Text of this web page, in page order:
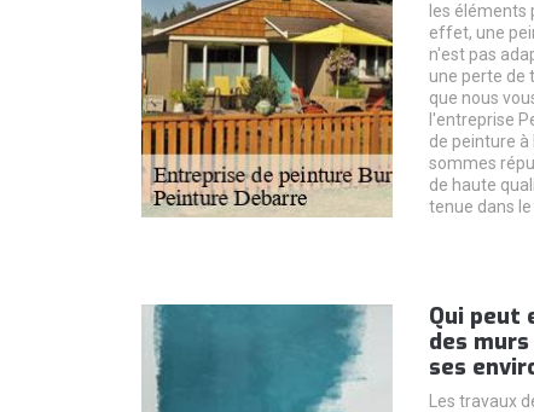
les éléments
effet, une
n'est pas
une perte de
que nous
l'entreprise
de peinture à
sommes
de haute
tenue dans le
Qui peut
des
ses
Les travaux